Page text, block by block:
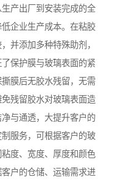
产出厂到安装完成的全
企业生产成本。在粘胶
并添加多种特殊助剂，
保护膜与玻璃表面的紧
膜后无胶水残留，无需
残留胶水对玻璃表面造
与通透，大提升客户的
服务，可根据客户的玻
度、宽度、厚度和颜色
户的仓储、运输需求进